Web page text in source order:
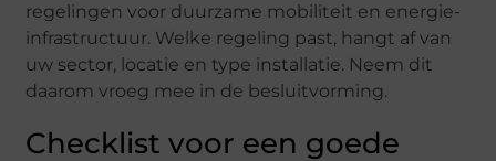
regelingen voor duurzame mobiliteit en energie-
infrastructuur. Welke regeling past, hangt af van
uw sector, locatie en type installatie. Neem dit
daarom vroeg mee in de besluitvorming.
Checklist voor een goede